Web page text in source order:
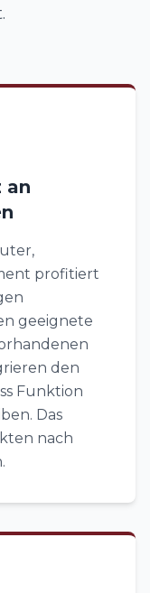
an
profitiert
geeignete
den
Funktion
Das
nach